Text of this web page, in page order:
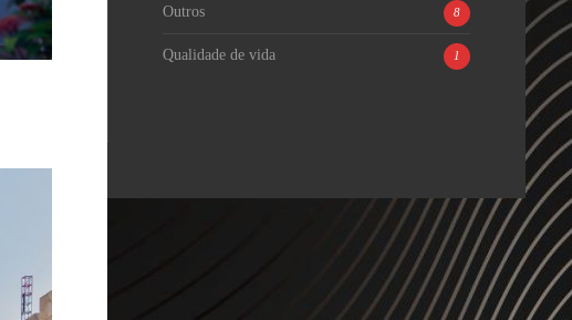
Outros 8
Qualidade de vida 1